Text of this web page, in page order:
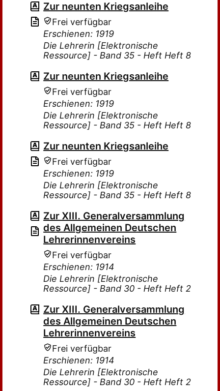
Zur neunten Kriegsanleihe
Frei verfügbar
Erschienen: 1919
Die Lehrerin [Elektronische
Ressource] - Band 35 - Heft Heft 8
Zur neunten Kriegsanleihe
Frei verfügbar
Erschienen: 1919
Die Lehrerin [Elektronische
Ressource] - Band 35 - Heft Heft 8
Zur neunten Kriegsanleihe
Frei verfügbar
Erschienen: 1919
Die Lehrerin [Elektronische
Ressource] - Band 35 - Heft Heft 8
Zur XIII. Generalversammlung
des Allgemeinen Deutschen
Lehrerinnenvereins
Frei verfügbar
Erschienen: 1914
Die Lehrerin [Elektronische
Ressource] - Band 30 - Heft Heft 2
Zur XIII. Generalversammlung
des Allgemeinen Deutschen
Lehrerinnenvereins
Frei verfügbar
Erschienen: 1914
Die Lehrerin [Elektronische
Ressource] - Band 30 - Heft Heft 2